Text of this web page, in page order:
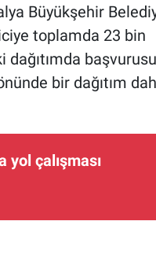
Büyükşehir
toplamda 23 bin
dağıtımda başvurusu
bir dağıtım
yol çalışması